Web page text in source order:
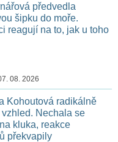
předvedla
šipku do moře.
reagují na to, jak u toho
08. 2026
Kohoutová radikálně
Nechala se
kluka, reakce
překvapily